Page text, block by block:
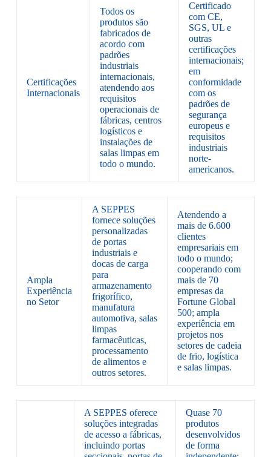
Certificações
Internacionais
Todos os
produtos são
fabricados de
acordo com
padrões
industriais
internacionais,
atendendo aos
requisitos
operacionais de
fábricas, centros
logísticos e
instalações de
salas limpas em
todo o mundo.
Certificado
com CE,
SGS, UL e
outras
certificações
internacionais;
em
conformidade
com os
padrões de
segurança
europeus e
requisitos
industriais
norte-
americanos.
Ampla
Experiência
no Setor
A SEPPES
fornece soluções
personalizadas
de portas
industriais e
docas de carga
para
armazenamento
frigorífico,
manufatura
automotiva, salas
limpas
farmacêuticas,
processamento
de alimentos e
outros setores.
Atendendo a
mais de 6.600
clientes
empresariais em
todo o mundo;
cooperando com
mais de 70
empresas da
Fortune Global
500; ampla
experiência em
projetos nos
setores de cadeia
de frio, logística
e salas limpas.
A SEPPES oferece
soluções integradas
de acesso a fábricas,
incluindo portas
Quase 70
produtos
desenvolvidos
de forma